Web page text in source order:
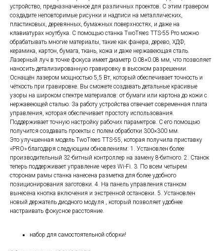
устройство, предназначенное для различных проектов. С этим гравером
создадите неповторимые рисунки и надписи на металлических,
пластиковых, деревянных, бумажных поверхностях, и даже на
клавиатурах ноутбука. С помощью станка TwoTrees TTS-55 Pro можно
обрабатывать многие материалы, такие как фанера, дерево, ХДФ,
керамика, картон, бумага, ткань, кожа и даже нержавеющая сталь.
Лазерный луч в точке фокуса имеет диаметр 0.08×0.08 мм, что позволяет
наносить детализированную гравировку в высоком разрешении.
Оснащён лазером мощностью 5,5 Вт, который обеспечивает точность и
чёткость при гравировке. Вы сможете создавать детальные красивые
узоры на широком спектре материалов: от бумаги или картона до кожи с
нержавеющей сталью. За работу устройства отвечает современная плата
управления, которая обеспечивает простоту использования.
Поддерживает точную настройку рабочих параметров. С его помощью
получится создавать проекты с полем обработки 300×300 мм.
Это улучшенная модель TwoTrees TTS-55, которая получила приставку
«PRO» благодаря следующим обновлениям: 1. Установлен более
производительный 32-битный контроллер на замену 8-битного. 2. Станок
теперь поддерживает управление через Wi-Fi. 3. По всем четырем
сторонам рамы станка нанесена разметка для более удобного
позиционирования заготовки. 4. На панель управления станком
вынесена кнопка включения и экстренной остановки. 5. Установлен
новый держатель диодного модуля , который позволяет удобнее
настраивать фокусное расстояние.
набор для самостоятельной сборки!